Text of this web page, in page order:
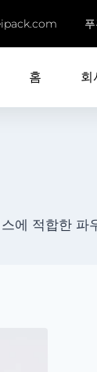
홈 회
에 적합한 파